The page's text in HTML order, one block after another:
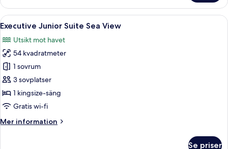
Suite
The
Level
View
Adults
Only
Öppna
alla
foton
för
Executive
Junior
Suite
Sea
Ett hotellrum med en säng, ett
7
Executive Junior Suite Sea View
Utsikt mot havet
54 kvadratmeter
1 sovrum
3 sovplatser
1 kingsize-säng
Gratis wi-fi
Mer information
Mer
Se priser